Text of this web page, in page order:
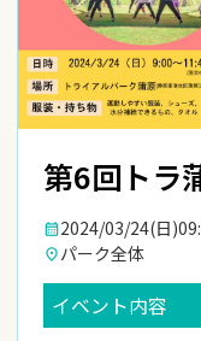
第6回トラ
calendar_month2024/03/24(日)
place パーク全体
イベント内容